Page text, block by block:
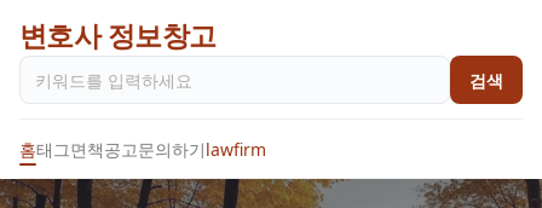
변호사 정보창고
검색
홈태그면책공고문의하기lawfirm